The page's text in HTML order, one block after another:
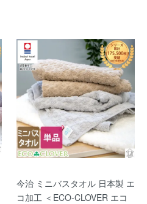
今治 ミニバスタオル 日本製 エ
コ加工 ＜ECO-CLOVER エコ